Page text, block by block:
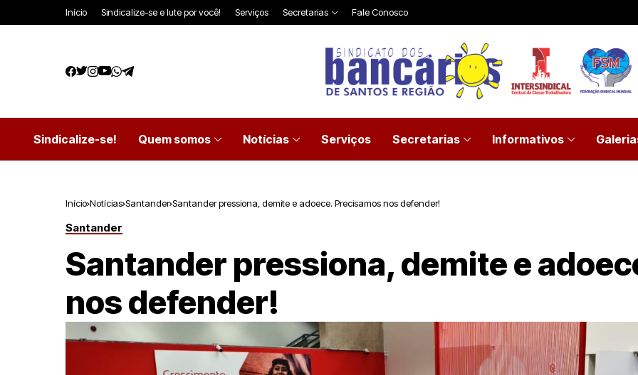
Início Sindicalize-se e lute por você! Serviços Secretarias Fale Conosco
Sindicalize-se! Quem somos Notícias Serviços Secretarias Informativos
Início Notícias Santander Santander pressiona, demite e adoece. Precisamos nos defender!
Santander
Santander pressiona, demite e
nos defender!